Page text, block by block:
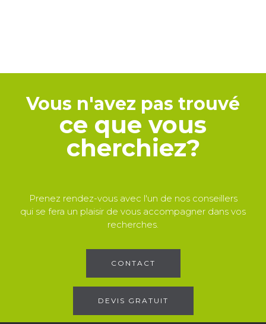
Vous n'avez pas trouvé
ce que vous
cherchiez?
Prenez rendez-vous avec l'un de nos conseillers
qui se fera un plaisir de vous accompagner dans vos
recherches.
CONTACT
DEVIS GRATUIT